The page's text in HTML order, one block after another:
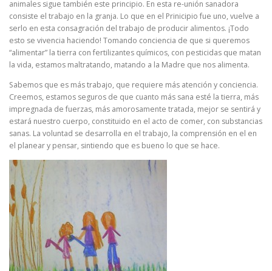
animales sigue también este principio. En esta re-unión sanadora
consiste el trabajo en la granja. Lo que en el Prinicipio fue uno, vuelve a
serlo en esta consagración del trabajo de producir alimentos. ¡Todo
esto se vivencia haciendo! Tomando conciencia de que si queremos
“alimentar” la tierra con fertilizantes químicos, con pesticidas que matan
la vida, estamos maltratando, matando a la Madre que nos alimenta.
Sabemos que es más trabajo, que requiere más atención y conciencia.
Creemos, estamos seguros de que cuanto más sana esté la tierra, más
impregnada de fuerzas, más amorosamente tratada, mejor se sentirá y
estará nuestro cuerpo, constituido en el acto de comer, con substancias
sanas. La voluntad se desarrolla en el trabajo, la comprensión en el en
el planear y pensar, sintiendo que es bueno lo que se hace.